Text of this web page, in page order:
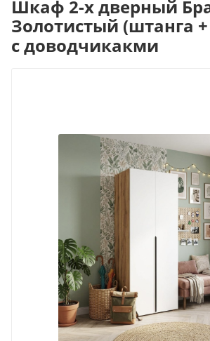
Шкаф 2-х дверный
Золотистый (штанга
с доводчикакми